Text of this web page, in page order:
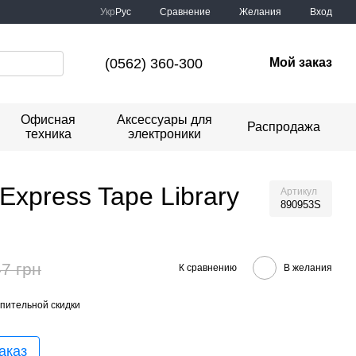
Укр Рус Сравнение Желания Вход
(0562) 360-300 Мой заказ
Офисная
техника
Аксессуары для
электроники
Распродажа
Tape Library Артикул
890953S
грн К сравнению В желания
скидки